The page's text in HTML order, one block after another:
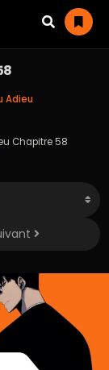
Adieu
Chapitre 58